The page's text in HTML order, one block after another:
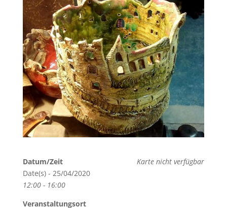
Karte nicht verfügbar
Datum/Zeit
Date(s) - 25/04/2020
12:00 - 16:00
Veranstaltungsort